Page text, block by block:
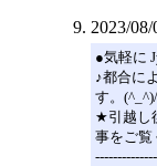
2023/
●気軽に
♪都合に
す。
★引越し
事をご覧